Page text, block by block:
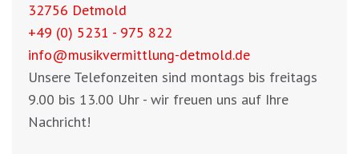
32756 Detmold
+49 (0) 5231 - 975 822
info@musikvermittlung-detmold.de
Unsere Telefonzeiten sind montags bis freitags
9.00 bis 13.00 Uhr - wir freuen uns auf Ihre
Nachricht!